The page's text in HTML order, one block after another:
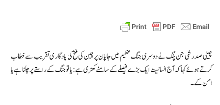
چینی صدر شی جن پنگ نے دوسری جنگ عظیم میں جاپان پر چین کی فتح کی یادگاری تقریب سے خطاب
کرتے ہوئے کہا کہ آج انسانیت ایک بڑے فیصلے کے سامنے کھڑی ہے: یا تو جنگ کے راستے پر چلنا ہے یا
امن کے۔